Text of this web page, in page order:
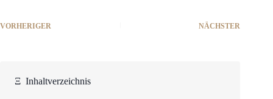
VORHERIGER NÄCHSTER
Ξ Inhaltverzeichnis